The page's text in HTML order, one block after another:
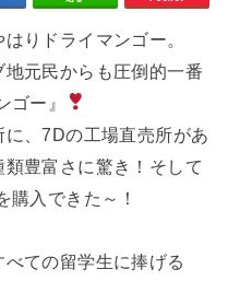
りドライマンゴー。
元民からも圧倒的一番
ゴー』
、7Dの工場直売所があ
豊富さに驚き！そして
購入できた～！
ての留学生に捧げる